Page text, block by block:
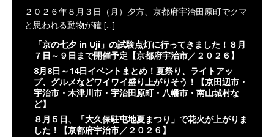
２０２６年８月３日（月）夕方、京都府宇治田原町でクマ
と思われる動物が確 [...]
「京の七夕 in Uji」の試験点灯に行ってきました！８月
７日～９日まで開催予定【京都府宇治市／２０２６】
8月8日～14日イベントまとめ！夏祭り、ライトアッ
プ、グルメなどワイワイ盛り上がりそう！【京田辺市・
宇治市・木津川市・宇治田原町・八幡市・南山城村な
ど】
８月５日、「大久保駐屯地夏まつり」で花火が上がりま
した！【京都府宇治市／２０２６】